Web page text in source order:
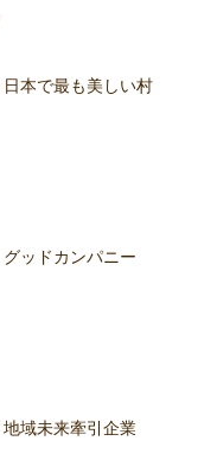
日本で最も美しい村
グッドカンパニー
地域未来牽引企業